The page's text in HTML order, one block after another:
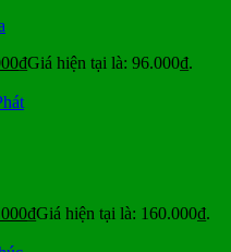
₫Giá hiện tại là: 96.000₫.
₫Giá hiện tại là: 160.000₫.